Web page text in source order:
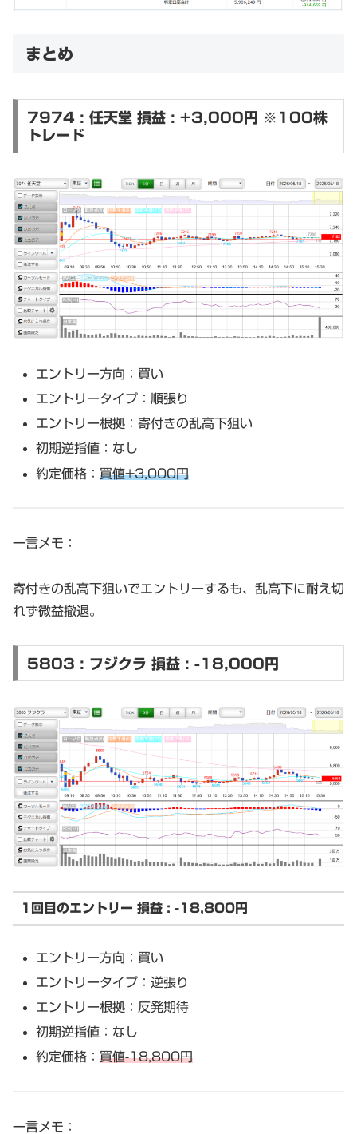
まとめ
7974 : 任天堂 損益 : +3,000円 ※100株
トレード
エントリー方向：買い
エントリータイプ：順張り
エントリー根拠：寄付きの乱高下狙い
初期逆指値：なし
約定価格：買値+3,000円
一言メモ：
寄付きの乱高下狙いでエントリーするも、乱高下に耐え切
れず微益撤退。
5803 : フジクラ 損益 : -18,000円
1回目のエントリー 損益 : -18,800円
エントリー方向：買い
エントリータイプ：逆張り
エントリー根拠：反発期待
初期逆指値：なし
約定価格：買値-18,800円
一言メモ：